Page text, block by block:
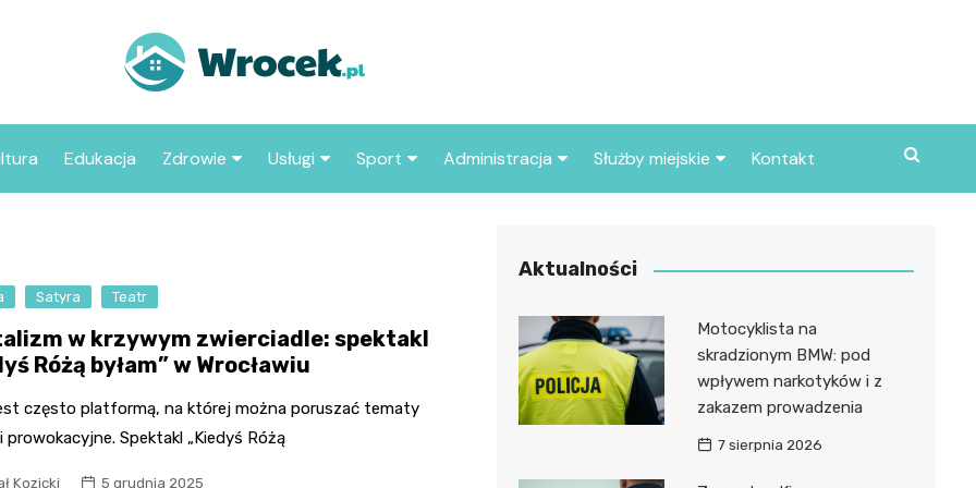
we
Edukacja Zdrowie Usługi
Stacja paliw
Restauracja
Sport
sportowe
Administracja
Urząd miasta
Służby miejskie
Policja
Kontakt
Satyra Teatr
w krzywym zwierciadle: spektakl
Różą byłam” w Wrocławiu
często platformą, na której można poruszać tematy
prowokacyjne. Spektakl „Kiedyś Różą
Kozicki 5 grudnia 2025
Aktualności
Motocyklista na
skradzionym BMW: pod
wpływem narkotyków i z
zakazem prowadzenia
7 sierpnia 2026